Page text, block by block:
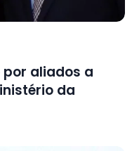
por aliados a
da